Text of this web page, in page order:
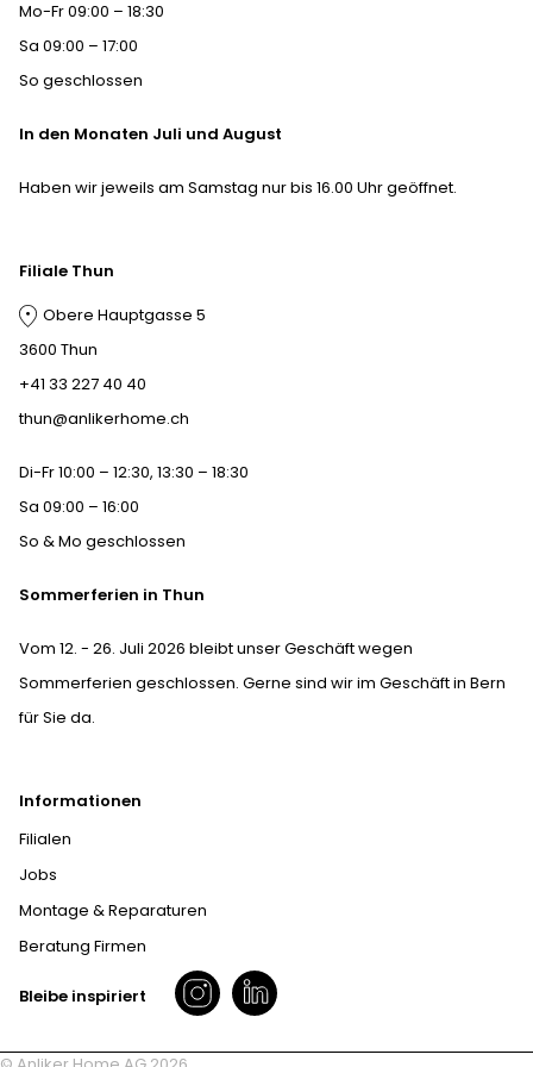
Sitzhöhen
1:2000)
Informationen
Filialen
Jobs
Montage & Reparaturen
Beratung Firmen
Mo-Fr 09:00 – 18:30
Sa 09:00 – 17:00
So geschlossen
In den Monaten Juli und August
Haben wir jeweils am Samstag nur bis 16.00 Uhr geöffnet.
Filiale Thun
Obere Hauptgasse 5
3600 Thun
+41 33 227 40 40
thun@anlikerhome.ch
Di-Fr 10:00 – 12:30, 13:30 – 18:30
Sa 09:00 – 16:00
So & Mo geschlossen
Sommerferien in Thun
Vom 12. - 26. Juli 2026 bleibt unser Geschäft wegen
Sommerferien geschlossen. Gerne sind wir im Geschäft in Bern
für Sie da.
Bleibe inspiriert